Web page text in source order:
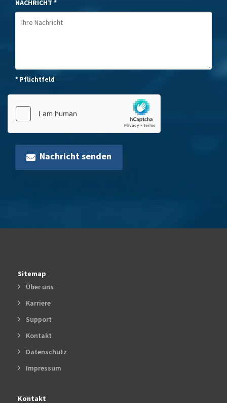
NACHRICHT *
* Pflichtfeld
Nachricht senden
Sitemap
Über uns
Karriere
Support
Kontakt
Datenschutz
Impressum
Kontakt